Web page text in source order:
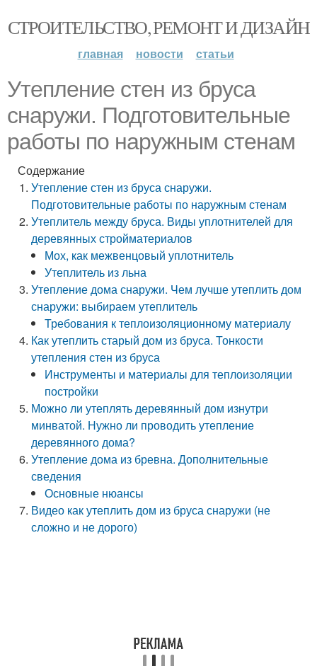
СТРОИТЕЛЬСТВО, РЕМОНТ И ДИЗАЙН
главная новости статьи
Утепление стен из бруса
снаружи. Подготовительные
работы по наружным стенам
Содержание
Утепление стен из бруса снаружи.
Подготовительные работы по наружным стенам
Утеплитель между бруса. Виды уплотнителей для
деревянных стройматериалов
Мох, как межвенцовый уплотнитель
Утеплитель из льна
Утепление дома снаружи. Чем лучше утеплить дом
снаружи: выбираем утеплитель
Требования к теплоизоляционному материалу
Как утеплить старый дом из бруса. Тонкости
утепления стен из бруса
Инструменты и материалы для теплоизоляции
постройки
Можно ли утеплять деревянный дом изнутри
минватой. Нужно ли проводить утепление
деревянного дома?
Утепление дома из бревна. Дополнительные
сведения
Основные нюансы
Видео как утеплить дом из бруса снаружи (не
сложно и не дорого)